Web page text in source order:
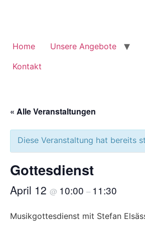
Home
Unsere Angebote
Kontakt
« Alle Veranstaltungen
Diese Veranstaltung hat bereits
Gottesdienst
April 12 @ 10:00 – 11:30
Musikgottesdienst mit Stefan